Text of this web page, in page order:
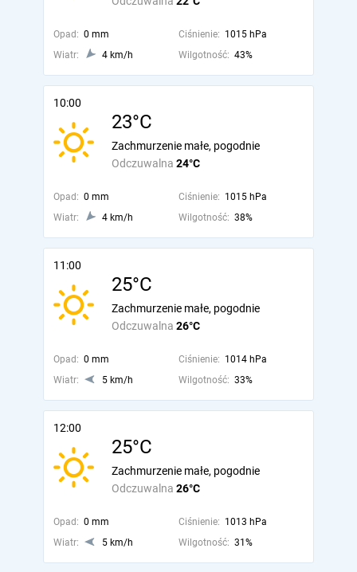
Opad: 0 mm Ciśnienie: 1015 hPa
Wiatr:
4 km/h Wilgotność: 43%
10:00
23°C
Odczuwalna 24°C
Zachmurzenie małe, pogodnie
Opad: 0 mm Ciśnienie: 1015 hPa
Wiatr:
4 km/h Wilgotność: 38%
11:00
25°C
Odczuwalna 26°C
Zachmurzenie małe, pogodnie
Opad: 0 mm Ciśnienie: 1014 hPa
Wiatr:
5 km/h Wilgotność: 33%
12:00
25°C
Odczuwalna 26°C
Zachmurzenie małe, pogodnie
Opad: 0 mm Ciśnienie: 1013 hPa
Wiatr:
5 km/h Wilgotność: 31%